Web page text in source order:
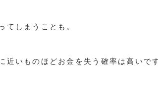
てしまうことも。
近いものほどお金を失う確率は高い